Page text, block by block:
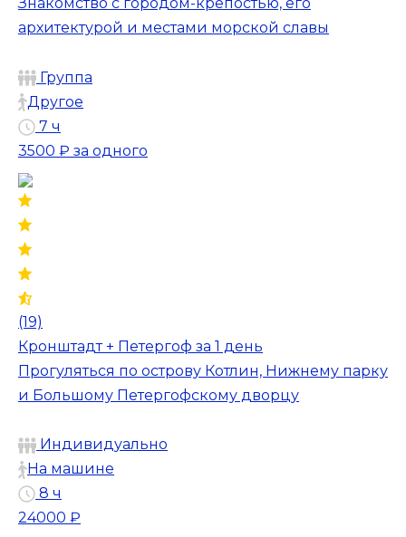
Знакомство с городом-крепостью, его
архитектурой и местами морской славы
Группа
Другое
7 ч
3500 ₽ за одного
(19)
Кронштадт + Петергоф за 1 день
Прогуляться по острову Котлин, Нижнему парку
и Большому Петергофскому дворцу
Индивидуально
На машине
8 ч
24000 ₽